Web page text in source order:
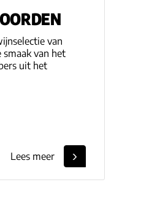
van
smaak van het
uit het
Lees meer